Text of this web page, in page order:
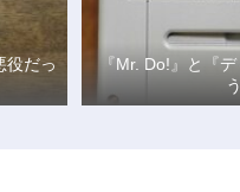
役だっ
『Mr. Do!』と『